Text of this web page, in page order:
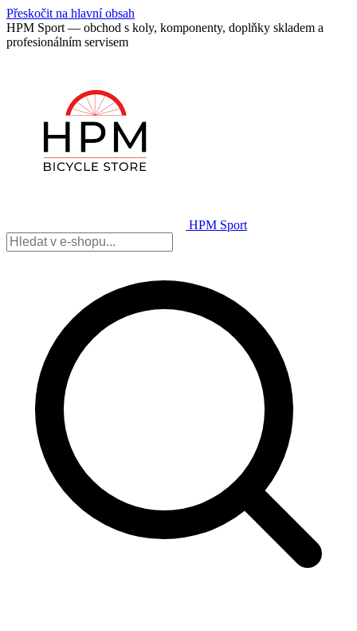
Přeskočit na hlavní obsah
HPM Sport — obchod s koly, komponenty, doplňky skladem a
profesionálním servisem
HPM Sport